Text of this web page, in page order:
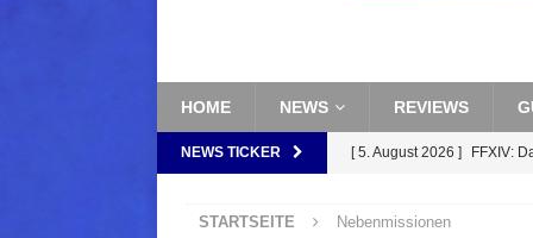
HOME NEWS REVIEWS
NEWS TICKER [ 5. August 2026 ] FFXIV:
STARTSEITE Nebenmissionen